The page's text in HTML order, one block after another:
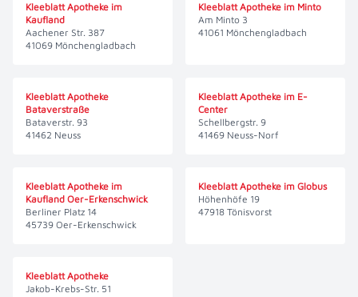
Kleeblatt Apotheke im
Kaufland
Aachener Str. 387
41069 Mönchengladbach
Kleeblatt Apotheke im Minto
Am Minto 3
41061 Mönchengladbach
Kleeblatt Apotheke
Bataverstraße
Bataverstr. 93
41462 Neuss
Kleeblatt Apotheke im E-
Center
Schellbergstr. 9
41469 Neuss-Norf
Kleeblatt Apotheke im
Kaufland Oer-Erkenschwick
Berliner Platz 14
45739 Oer-Erkenschwick
Kleeblatt Apotheke im Globus
Höhenhöfe 19
47918 Tönisvorst
Kleeblatt Apotheke
Jakob-Krebs-Str. 51